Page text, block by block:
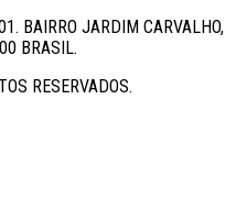
BAIRRO JARDIM CARVALHO,
BRASIL.
RESERVADOS.